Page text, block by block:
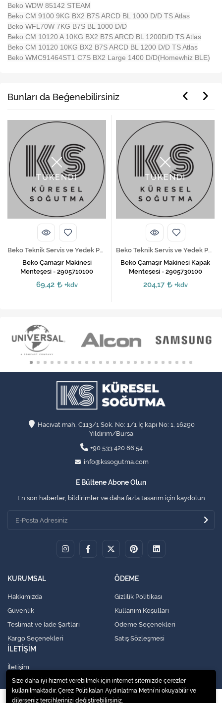
Beko WDW 85142 STEAM
Beko CM 9100 9KG BX2 B7S ARCD BL 1000 D/D TS Atlas
Beko WFL70W 7KG B7S BL 1000 D/D
Beko CM 10120 A 10KG BX2 B7S ARCD BL 1200D/D TS Atlas
Beko CM 10120 10KG BX2 B7S ARCD BL 1200 D/D TS Atlas
Beko WMC91464ST1 C7S BX2 Large 1400 D/D(Homewhiz BLE)
Bunları da Beğenebilirsiniz
TÜKENDİ
Beko Teknik Servis ve Yedek Parça Hizmetleri
Beko Çamaşır Makinesi
Menteşesi - 2905710100
69,42 +kdv
TÜKENDİ
Beko Teknik Servis ve Yedek Parça Hizmetleri
Beko Çamaşır Makinesi Kapak
Menteşesi - 2905730100
204,17 +kdv
Hacıvat mah. C113/1 Sok. No: 1/1 İç kapı No: 1, 16290
Yıldırım/Bursa
+90 533 420 86 54
info@kssogutma.com
E Bültene Abone Olun
En son haberler, bildirimler ve daha fazla tasarım için kaydolun
KURUMSAL
Hakkımızda
Güvenlik
Teslimat ve İade Şartları
Kargo Seçenekleri
ÖDEME
Gizlilik Politikası
Kullanım Koşulları
Ödeme Seçenekleri
Satış Sözleşmesi
İLETİŞİM
İletişim
© 2020Küresel Soğutma Sistemleri Yedek Parça San. Ve Tic. Ltd. Şti.
Size daha iyi hizmet verebilmek için internet sitemizde çerezler
kullanılmaktadır. Çerez Politikaları Aydınlatma Metni’ni okuyabilir ve
dilerseniz tercihlerinizi değiştirebilirsiniz.